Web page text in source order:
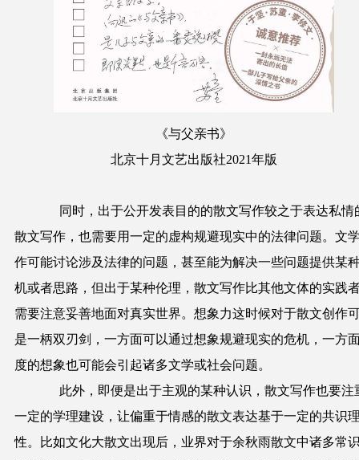
《与父亲书》
北京十月文艺出版社2021年版
同时，出于公开发表目的的散文写作较之于表达私情
散文写作，也需要用一定的虚构规避现实中的法律问题。文
作可能讨论涉及法律的问题，甚至能为解决一些问题提供某
机或者思路，但出于某种伦理，散文写作比其他文体的实践
需要注意妥善地面对真实世界。想象力这时候对于散文创作
是一柄双刃剑，一方面可以通过想象规避现实的危机，一方
度的想象也可能会引起诸多文学或社会问题。
此外，即便是出于主观的某种认识，散文写作也要注
一定的学理建设，让偏重于情感的散文表达基于一定的共识
性。比如文化大散文出现后，业界对于余秋雨散文中诸多常